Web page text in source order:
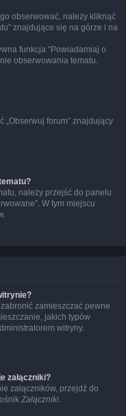
obserwować, należy kliknąć
znajdujące się na górze i na
funkcja “Powiadamiaj o
obserwowania tematu.
„Obserwuj forum” znajdujący
należy przejść do panelu
W tym miejscu
zamieszczać pewne
jakich typów
witryny.
załączniki?
załączników, przejdź do
Załączniki.